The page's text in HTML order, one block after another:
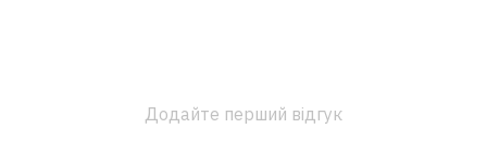
Додайте перший відгук